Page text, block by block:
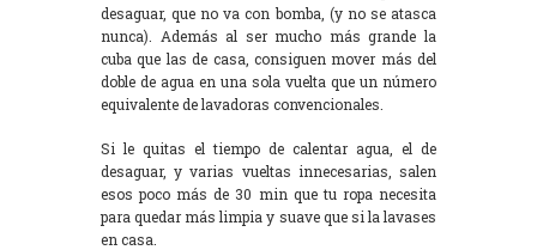
desaguar, que no va con bomba, (y no se atasca
nunca). Además al ser mucho más grande la
cuba que las de casa, consiguen mover más del
doble de agua en una sola vuelta que un número
equivalente de lavadoras convencionales.
Si le quitas el tiempo de calentar agua, el de
desaguar, y varias vueltas innecesarias, salen
esos poco más de 30 min que tu ropa necesita
para quedar más limpia y suave que si la lavases
en casa.